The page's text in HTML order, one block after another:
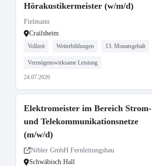
Hörakustikermeister (w/m/d)
Fielmann
Crailsheim
Vollzeit Weiterbildungen 13. Monatsgehalt
Vermögenswirksame Leistung
24.07.2026
Elektromeister im Bereich Strom-
und Telekommunikationsnetze
(m/w/d)
Nibler GmbH Fernleitungsbau
Schwäbisch Hall